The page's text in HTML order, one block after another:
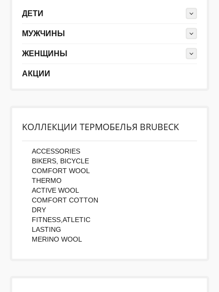
ДЕТИ
МУЖЧИНЫ
ЖЕНЩИНЫ
АКЦИИ
KОЛЛЕКЦИИ ТЕРМОБЕЛЬЯ BRUBECK
ACCESSORIES
BIKERS, BICYCLE
COMFORT WOOL
THERMO
ACTIVE WOOL
COMFORT COTTON
DRY
FITNESS,ATLETIC
LASTING
MERINO WOOL